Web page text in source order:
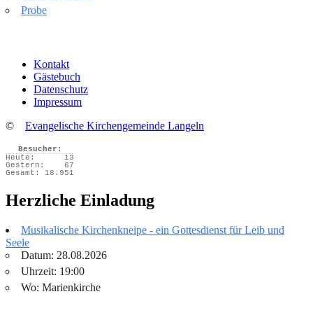
Probe
Kontakt
Gästebuch
Datenschutz
Impressum
© Evangelische Kirchengemeinde Langeln
Besucher:
Heute:
13
Gestern:
67
Gesamt:
18.951
Herzliche Einladung
Musikalische Kirchenkneipe - ein Gottesdienst für Leib und
Seele
Datum: 28.08.2026
Uhrzeit: 19:00
Wo: Marienkirche